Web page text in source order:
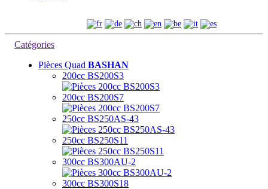
Catégories
Pièces Quad BASHAN
200cc BS200S3
200cc BS200S7
250cc BS250AS-43
250cc BS250S11
300cc BS300AU-2
300cc BS300S18